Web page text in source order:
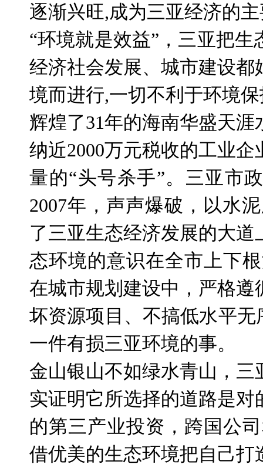
逐渐兴旺,成为三亚经济的
“环境就是效益”，三亚把
经济社会发展、城市建设
境而进行,一切不利于环境
辉煌了31年的海南华盛天涯
纳近2000万元税收的工业企
量的“头号杀手”。三亚市
2007年，声声爆破，以水
了三亚生态经济发展的大
态环境的意识在全市上下
在城市规划建设中，严格
坏资源项目、不搞低水平无
一件有损三亚环境的事。
金山银山不如绿水青山，
实证明它所选择的道路是
的第三产业投资，跨国公
借优美的生态环境把自己